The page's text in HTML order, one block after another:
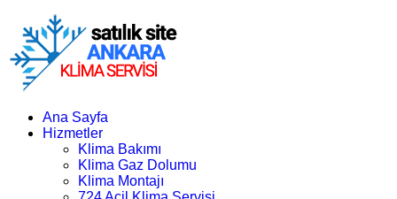
Ana Sayfa
Hizmetler
Klima Bakımı
Klima Gaz Dolumu
Klima Montajı